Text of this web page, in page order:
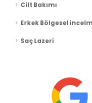
Cilt Bakımı
Erkek Bölgesel
Saç Lazeri